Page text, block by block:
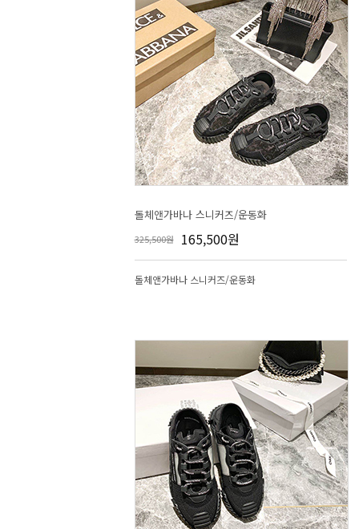
돌체앤가바나 스니커즈/운동화
325,500원 165,500원
돌체앤가바나 스니커즈/운동화